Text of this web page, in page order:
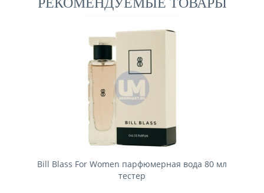
Bill Blass For Women парфюмерная вода 80 мл
тестер